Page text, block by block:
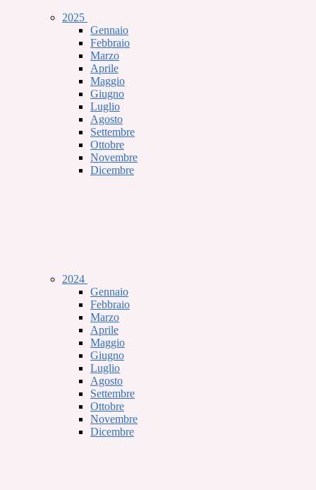
2025
Gennaio
Febbraio
Marzo
Aprile
Maggio
Giugno
Luglio
Agosto
Settembre
Ottobre
Novembre
Dicembre
2024
Gennaio
Febbraio
Marzo
Aprile
Maggio
Giugno
Luglio
Agosto
Settembre
Ottobre
Novembre
Dicembre